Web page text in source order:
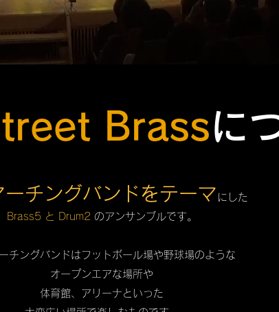
Brassに
ーチングバンドをテーマ にした
Brass5 と Drum2 のアンサンブルです。
チングバンドはフットボール場や野球場のような
オープンエアな場所や
体育館、アリーナといった